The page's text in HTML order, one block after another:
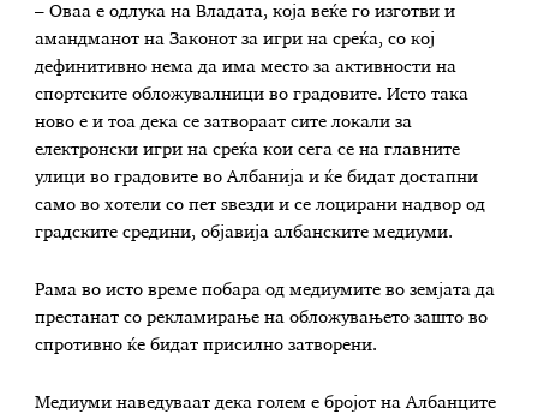
– Оваа е одлука на Владата, која веќе го изготви и
амандманот на Законот за игри на среќа, со кој
дефинитивно нема да има место за активности на
спортските обложувалници во градовите. Исто така
ново е и тоа дека се затвораат сите локали за
електронски игри на среќа кои сега се на главните
улици во градовите во Албанија и ќе бидат достапни
само во хотели со пет ѕвезди и се лоцирани надвор од
градските средини, објавија албанските медиуми.
Рама во исто време побара од медиумите во земјата да
престанат со рекламирање на обложувањето зашто во
спротивно ќе бидат присилно затворени.
Медиуми наведуваат дека голем е бројот на Албанците